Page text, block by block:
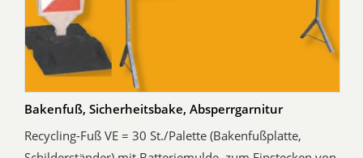
Bakenfuß, Sicherheitsbake, Absperrgarnitur
Recycling-Fuß VE = 30 St./Palette (Bakenfußplatte,